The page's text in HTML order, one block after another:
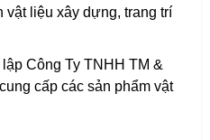
vật liệu xây dựng, trang trí
Công Ty TNHH TM &
cấp các sản phẩm vật